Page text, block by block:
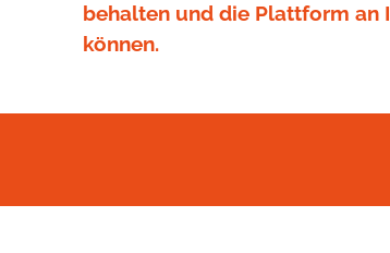
behalten und die Plattform an
können.